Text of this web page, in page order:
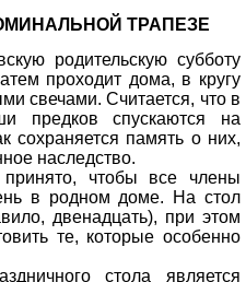
ТРАПЕЗЕ
родительскую субботу
проходит дома, в кругу
свечами. Считается, что в
предков спускаются на
сохраняется память о них,
наследство.
чтобы все члены
в родном доме. На стол
двенадцать), при этом
те, которые особенно
стола является